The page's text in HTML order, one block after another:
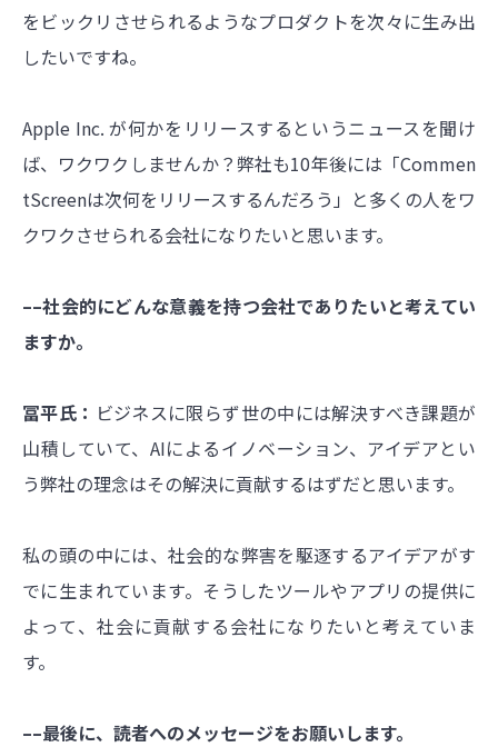
をビックリさせられるようなプロダクトを次々に生み出
したいですね。
Apple Inc. が何かをリリースするというニュースを聞け
ば、ワクワクしませんか？弊社も10年後には「Commen
tScreenは次何をリリースするんだろう」と多くの人をワ
クワクさせられる会社になりたいと思います。
––社会的にどんな意義を持つ会社でありたいと考えてい
ますか。
冨平氏： ビジネスに限らず世の中には解決すべき課題が
山積していて、AIによるイノベーション、アイデアとい
う弊社の理念はその解決に貢献するはずだと思います。
私の頭の中には、社会的な弊害を駆逐するアイデアがす
でに生まれています。そうしたツールやアプリの提供に
よって、社会に貢献する会社になりたいと考えていま
す。
––最後に、読者へのメッセージをお願いします。